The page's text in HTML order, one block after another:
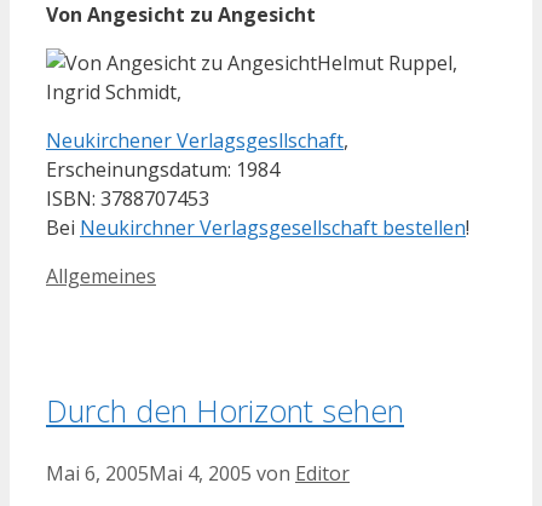
Von Angesicht zu Angesicht
Helmut Ruppel,
Ingrid Schmidt,
Neukirchener Verlagsgesllschaft,
Erscheinungsdatum: 1984
ISBN: 3788707453
Bei Neukirchner Verlagsgesellschaft bestellen!
Kategorien
Allgemeines
Durch den Horizont sehen
Mai 6, 2005Mai 4, 2005 von Editor